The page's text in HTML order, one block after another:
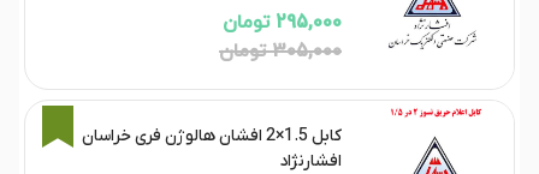
295,000 تومان
305,000 تومان
4%
کابل 1.5×2 افشان هالوژن فری خراسان
افشارنژاد